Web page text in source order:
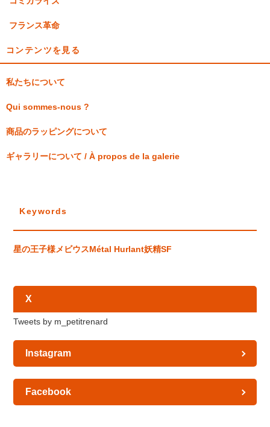
フランス革命
コンテンツを見る
私たちについて
Qui sommes-nous ?
商品のラッピングについて
ギャラリーについて / À propos de la galerie
Keywords
星の王子様メビウスMétal Hurlant妖精SF
X
Tweets by m_petitrenard
Instagram
Facebook